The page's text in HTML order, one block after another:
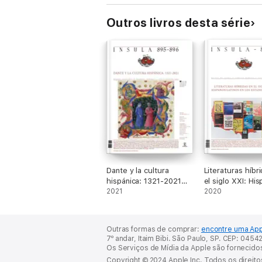
Outros livros desta série
Dante y la cultura
hispánica: 1321-2021
(Ínsula n° 895-896)
2021
Literaturas
el siglo XXI:
Latinos en los
2020
Outras formas de comprar: encontre uma
7º andar, Itaim Bibi. São Paulo, SP. CEP:
Os Serviços de Mídia da Apple são
Copyright © 2024 Apple Inc. Todos os